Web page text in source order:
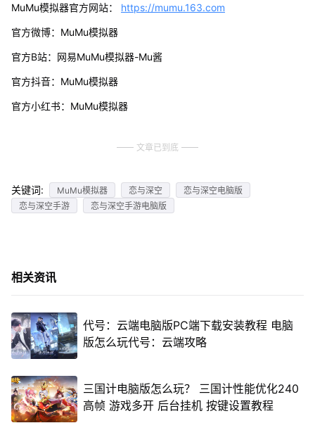
MuMu模拟器官方网站： https://mumu.163.com
官方微博：MuMu模拟器
官方B站：网易MuMu模拟器-Mu酱
官方抖音：MuMu模拟器
官方小红书：MuMu模拟器
文章已到底
关键词: MuMu模拟器 恋与深空
恋与深空电脑版
恋与深空手游
恋与深空手游电脑版
相关资讯
代号：云端电脑版PC端下载安装教程 电脑
版怎么玩代号：云端攻略
三国计电脑版怎么玩？ 三国计性能优化240
高帧 游戏多开 后台挂机 按键设置教程